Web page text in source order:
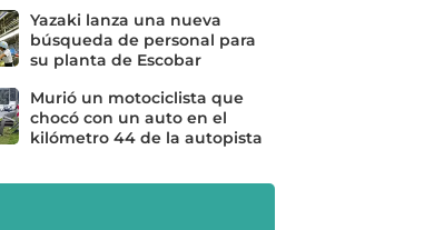
Yazaki lanza una nueva
búsqueda de personal para
su planta de Escobar
Murió un motociclista que
chocó con un auto en el
kilómetro 44 de la autopista